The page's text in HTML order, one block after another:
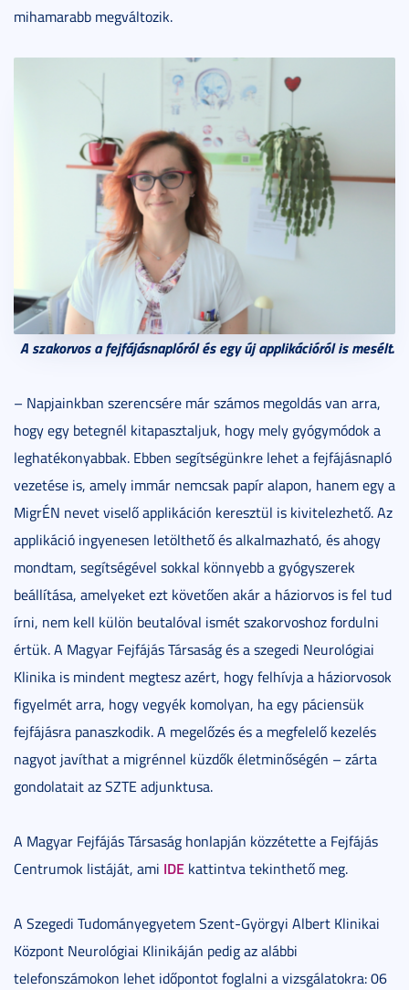
mihamarabb megváltozik.
A szakorvos a fejfájásnaplóról és egy új applikációról is mesélt.
– Napjainkban szerencsére már számos megoldás van arra,
hogy egy betegnél kitapasztaljuk, hogy mely gyógymódok a
leghatékonyabbak. Ebben segítségünkre lehet a fejfájásnapló
vezetése is, amely immár nemcsak papír alapon, hanem egy a
MigrÉN nevet viselő applikáción keresztül is kivitelezhető. Az
applikáció ingyenesen letölthető és alkalmazható, és ahogy
mondtam, segítségével sokkal könnyebb a gyógyszerek
beállítása, amelyeket ezt követően akár a háziorvos is fel tud
írni, nem kell külön beutalóval ismét szakorvoshoz fordulni
értük. A Magyar Fejfájás Társaság és a szegedi Neurológiai
Klinika is mindent megtesz azért, hogy felhívja a háziorvosok
figyelmét arra, hogy vegyék komolyan, ha egy páciensük
fejfájásra panaszkodik. A megelőzés és a megfelelő kezelés
nagyot javíthat a migrénnel küzdők életminőségén – zárta
gondolatait az SZTE adjunktusa.
A Magyar Fejfájás Társaság honlapján közzétette a Fejfájás
Centrumok listáját, ami IDE kattintva tekinthető meg.
A Szegedi Tudományegyetem Szent-Györgyi Albert Klinikai
Központ Neurológiai Klinikáján pedig az alábbi
telefonszámokon lehet időpontot foglalni a vizsgálatokra: 06